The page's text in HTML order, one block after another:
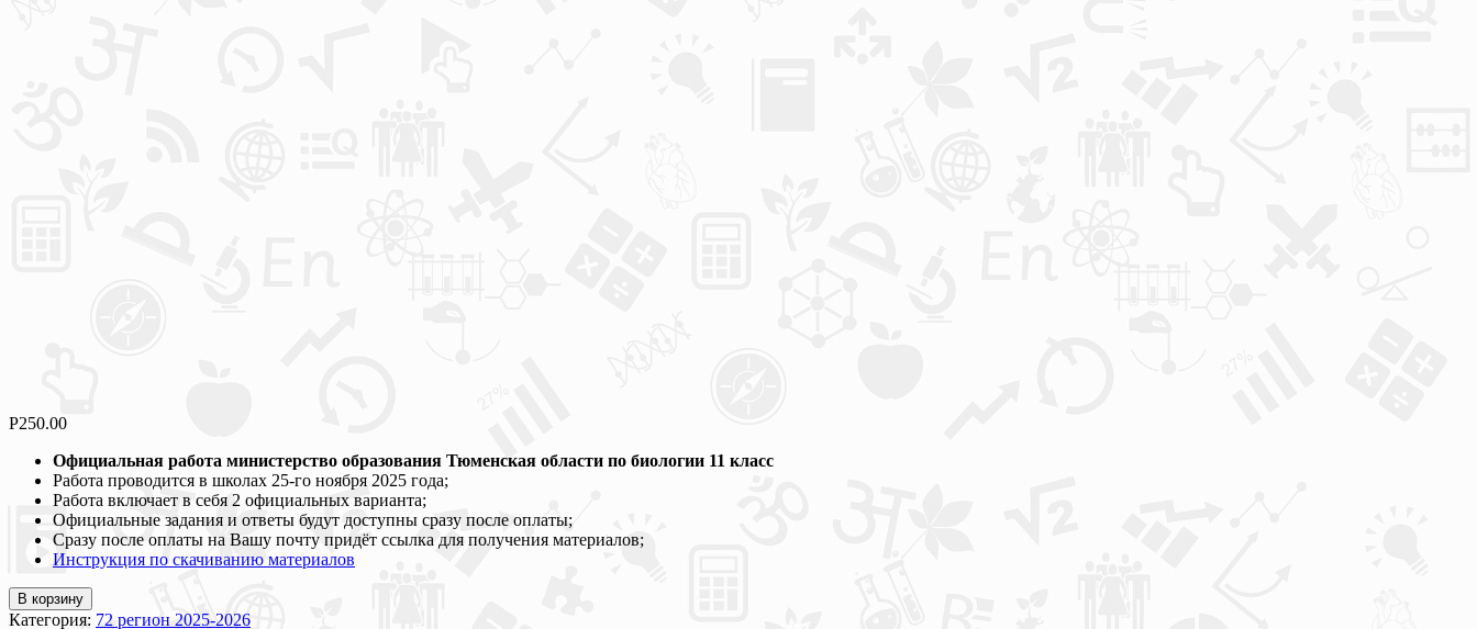
Р250.00
Официальная работа министерство образования Тюменская области по биологии 11 класс
Работа проводится в школах 25-го ноября 2025 года;
Работа включает в себя 2 официальных варианта;
Официальные задания и ответы будут доступны сразу после оплаты;
Сразу после оплаты на Вашу почту придёт ссылка для получения материалов;
Инструкция по скачиванию материалов
В корзину
Категория: 72 регион 2025-2026